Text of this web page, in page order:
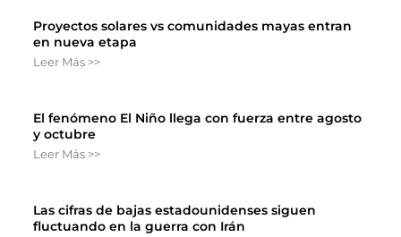
Proyectos solares vs comunidades mayas entran
en nueva etapa
Leer Más >>
El fenómeno El Niño llega con fuerza entre agosto
y octubre
Leer Más >>
Las cifras de bajas estadounidenses siguen
fluctuando en la guerra con Irán